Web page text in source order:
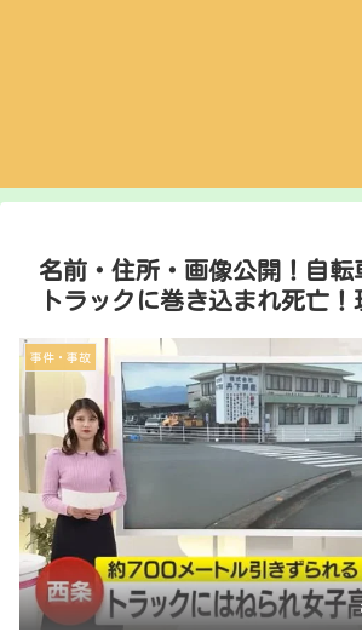
名前・住所・画像公開！自転
トラックに巻き込まれ死亡！
事件・事故